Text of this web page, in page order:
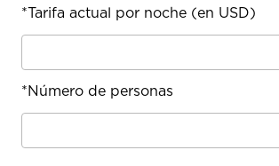
*Tarifa actual por noche (en USD)
*Número de personas